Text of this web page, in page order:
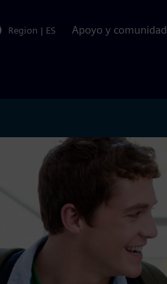
Region | ES Apoyo y comunidad